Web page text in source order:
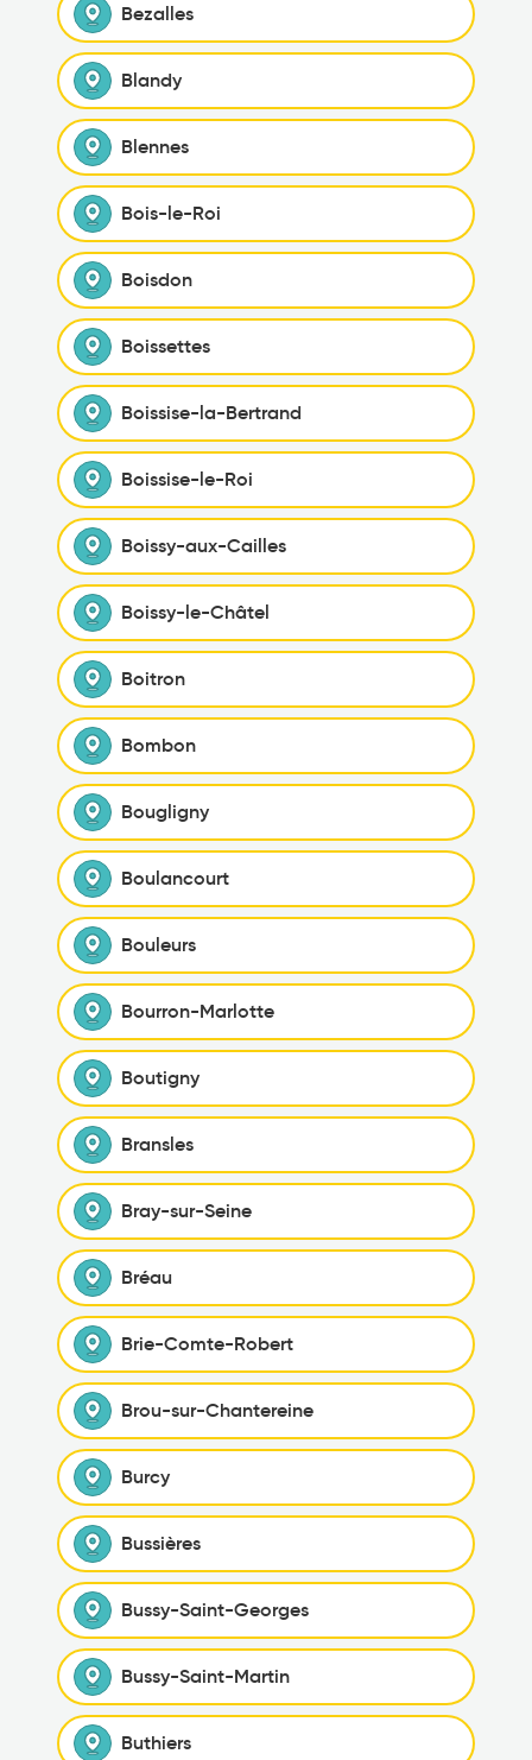
Bezalles
Blandy
Blennes
Bois-le-Roi
Boisdon
Boissettes
Boissise-la-Bertrand
Boissise-le-Roi
Boissy-aux-Cailles
Boissy-le-Châtel
Boitron
Bombon
Bougligny
Boulancourt
Bouleurs
Bourron-Marlotte
Boutigny
Bransles
Bray-sur-Seine
Bréau
Brie-Comte-Robert
Brou-sur-Chantereine
Burcy
Bussières
Bussy-Saint-Georges
Bussy-Saint-Martin
Buthiers